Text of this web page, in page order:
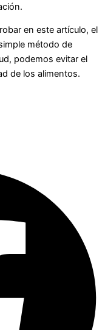
en este artículo, el
método de
podemos evitar el
de los alimentos.